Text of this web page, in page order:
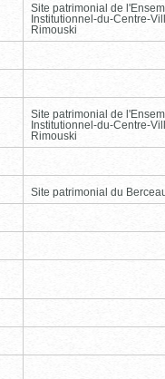
Site patrimonial de
Institutionnel-du-Centre-
Rimouski
Site patrimonial de
Institutionnel-du-Centre-
Rimouski
Site patrimonial du